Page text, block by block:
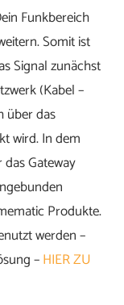
Funkbereich
Somit ist
Signal zunächst
(Kabel –
über das
wird. In dem
Gateway
Produkte.
werden –
–HIER ZU